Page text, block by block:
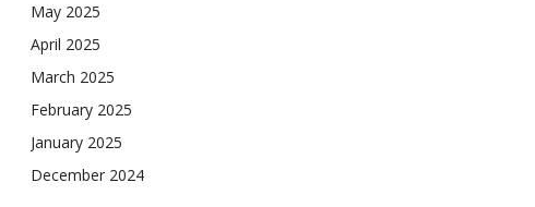
May 2025
April 2025
March 2025
February 2025
January 2025
December 2024